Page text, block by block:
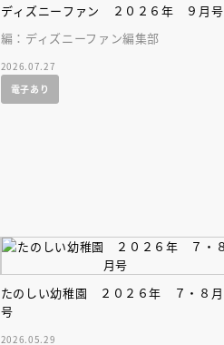
ディズニーファン ２０２６年 ９月号
編：ディズニーファン編集部
2026.07.27
電子あり
たのしい幼稚園 ２０２６年 ７・８月
号
2026.05.29